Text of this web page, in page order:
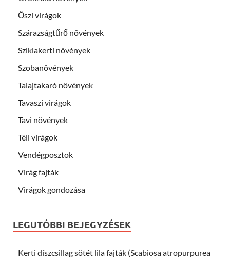
Őszi virágok
Szárazságtűrő növények
Sziklakerti növények
Szobanövények
Talajtakaró növények
Tavaszi virágok
Tavi növények
Téli virágok
Vendégposztok
Virág fajták
Virágok gondozása
LEGUTÓBBI BEJEGYZÉSEK
Kerti díszcsillag sötét lila fajták (Scabiosa atropurpurea